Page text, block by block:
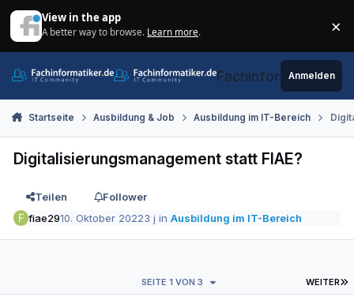
View in the app
A better way to browse. Learn more. ×
Fachinformatiker.de
Anmelden
Startseite Ausbildung & Job Ausbildung im IT-Bereich
Digitalisierungsmanagement statt FIAE?
Teilen
Follower
fiae2910. Oktober 20223 j inAusbildung im IT-Bereich
WEITER
SEITE 1 VON 3